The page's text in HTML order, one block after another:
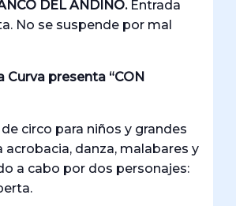
DEL ANDINO. Entrada
No se suspende por mal
Curva presenta “CON
circo para niños y grandes
acrobacia, danza, malabares y
a cabo por dos personajes: